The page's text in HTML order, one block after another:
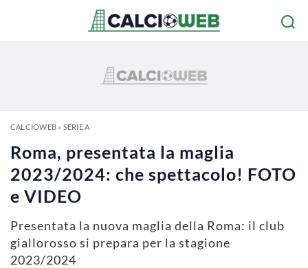
CALCIOWEB» SERIE A
Roma, presentata la maglia
2023/2024: che spettacolo! FOTO
e VIDEO
Presentata la nuova maglia della Roma: il club
giallorosso si prepara per la stagione
2023/2024